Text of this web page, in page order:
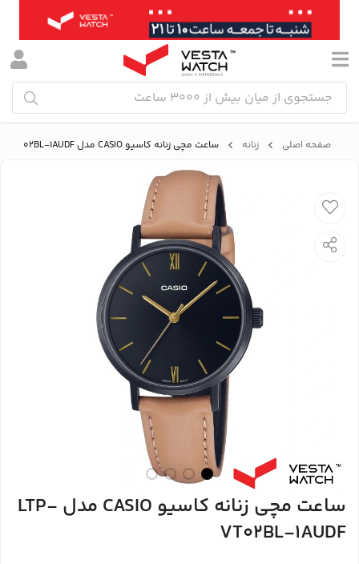
صفحه اصلی زنانه ساعت مچی زنانه کاسیو CASIO مدل LTP-VT02BL-1AUDF
ساعت مچی زنانه کاسیو CASIO مدل LTP-
VT02BL-1AUDF